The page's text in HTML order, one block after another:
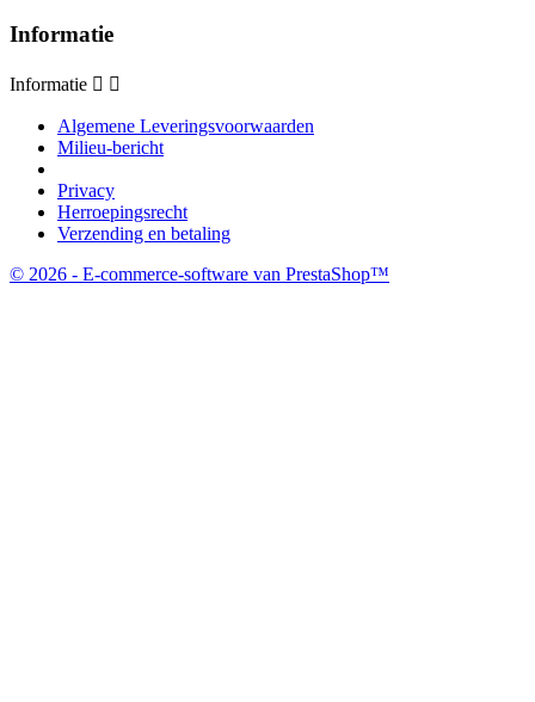
Informatie
Informatie  
Algemene Leveringsvoorwaarden
Milieu-bericht
Privacy
Herroepingsrecht
Verzending en betaling
© 2026 - E-commerce-software van PrestaShop™